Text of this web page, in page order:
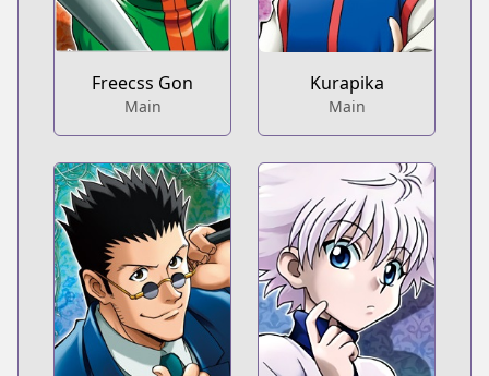
Freecss Gon
Main
Kurapika
Main